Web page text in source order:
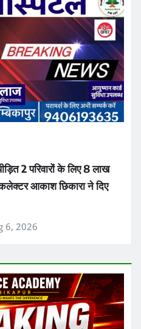
2 परिवारों के लिए 8 लाख
आकाश छिकारा ने दिए
6, 2026